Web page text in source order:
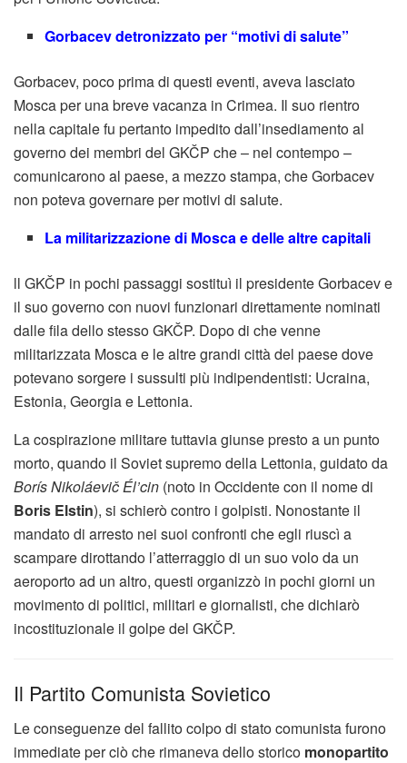
Gorbacev detronizzato per “motivi di salute”
Gorbacev, poco prima di questi eventi, aveva lasciato
Mosca per una breve vacanza in Crimea. Il suo rientro
nella capitale fu pertanto impedito dall’insediamento al
governo dei membri del GKČP che – nel contempo –
comunicarono al paese, a mezzo stampa, che Gorbacev
non poteva governare per motivi di salute.
La militarizzazione di Mosca e delle altre capitali
ll GKČP in pochi passaggi sostituì il presidente Gorbacev e
il suo governo con nuovi funzionari direttamente nominati
dalle fila dello stesso GKČP. Dopo di che venne
militarizzata Mosca e le altre grandi città del paese dove
potevano sorgere i sussulti più indipendentisti: Ucraina,
Estonia, Georgia e Lettonia.
La cospirazione militare tuttavia giunse presto a un punto
morto, quando il Soviet supremo della Lettonia, guidato da
Borís Nikoláevič Él’cin (noto in Occidente con il nome di
Boris Elstin), si schierò contro i golpisti. Nonostante il
mandato di arresto nei suoi confronti che egli riuscì a
scampare dirottando l’atterraggio di un suo volo da un
aeroporto ad un altro, questi organizzò in pochi giorni un
movimento di politici, militari e giornalisti, che dichiarò
incostituzionale il golpe del GKČP.
Il Partito Comunista Sovietico
Le conseguenze del fallito colpo di stato comunista furono
immediate per ciò che rimaneva dello storico monopartito